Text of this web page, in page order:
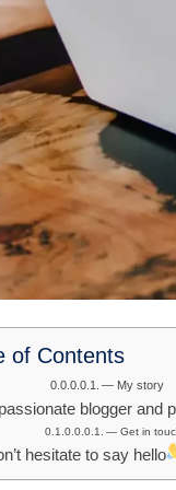
of Contents
— My story
blogger and
— Get in
hesitate to say hello